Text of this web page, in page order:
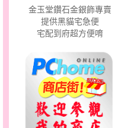
金玉堂鑽石金銀飾專賣
提供黑貓宅急便
宅配到府超方便唷